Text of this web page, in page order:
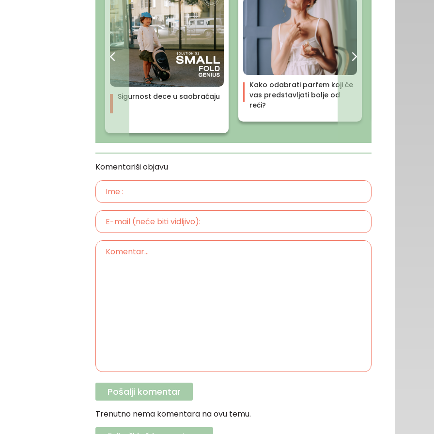
Sigurnost dece u saobraćaju
Kako odabrati parfem koji će
vas predstavljati bolje od
reči?
Komentariši objavu
Trenutno nema komentara na ovu temu.